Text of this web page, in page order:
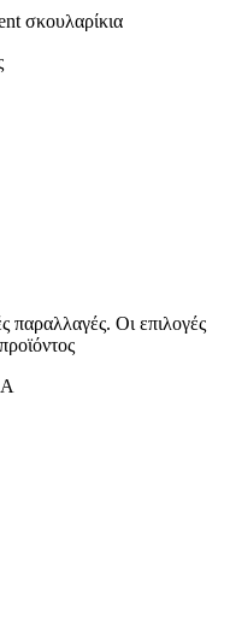
σκουλαρίκια
παραλλαγές. Οι επιλογές